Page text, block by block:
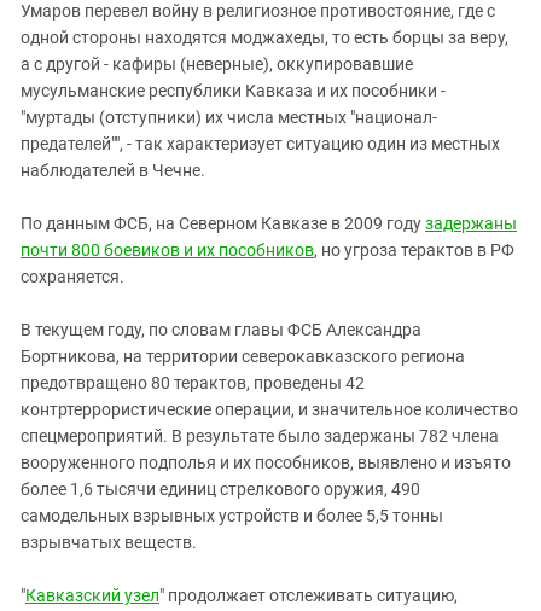
Умаров перевел войну в религиозное противостояние, где с
одной стороны находятся моджахеды, то есть борцы за веру,
а с другой - кафиры (неверные), оккупировавшие
мусульманские республики Кавказа и их пособники -
"муртады (отступники) их числа местных "национал-
предателей"", - так характеризует ситуацию один из местных
наблюдателей в Чечне.
По данным ФСБ, на Северном Кавказе в 2009 годузадержаны
почти 800 боевиков и их пособников, но угроза терактов в РФ
сохраняется.
В текущем году, по словам главы ФСБ Александра
Бортникова, на территории северокавказского региона
предотвращено 80 терактов, проведены 42
контртеррористические операции, и значительное количество
спецмероприятий. В результате было задержаны 782 члена
вооруженного подполья и их пособников, выявлено и изъято
более 1,6 тысячи единиц стрелкового оружия, 490
самодельных взрывных устройств и более 5,5 тонны
взрывчатых веществ.
"Кавказский узел" продолжает отслеживать ситуацию,